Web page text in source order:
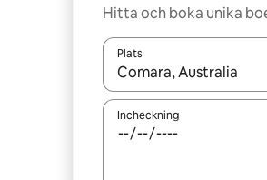
Hitta och boka unika
Plats
När resultaten är
Incheckning